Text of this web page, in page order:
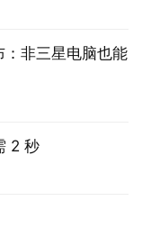
非三星电脑也能
2 秒